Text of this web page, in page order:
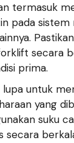
termasuk
pada sistem
secara
prima.
lupa untuk
yang
suku
secara